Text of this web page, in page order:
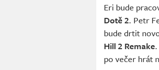
Eri bude
Dotě 2. Petr
bude drtit
Hill 2 Remake
po večer hrát